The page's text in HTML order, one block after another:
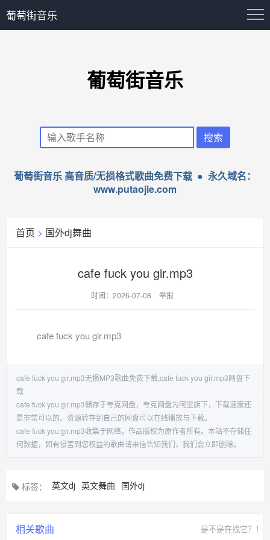
葡萄街音乐
葡萄街音乐
葡萄街音乐 高音质/无损格式歌曲免费下载 ● 永久域名：
www.putaojie.com
首页 > 国外dj舞曲
cafe fuck you gir.mp3
时间：2026-07-08 举报
cafe fuck you gir.mp3
cafe fuck you gir.mp3无损MP3歌曲免费下载,cafe fuck you gir.mp3网盘下
载
cafe fuck you gir.mp3储存于夸克网盘，夸克网盘为阿里旗下，下载速度还
是非常可以的。资源转存到自己的网盘可以在线播放与下载。
cafe fuck you gir.mp3收集于网络，作品版权为原作者所有。本站不存储任
何数据，如有侵害到您权益的歌曲请来信告知我们，我们会立即删除。
标签： 英文dj 英文舞曲 国外dj
相关歌曲 是不是在找它？！